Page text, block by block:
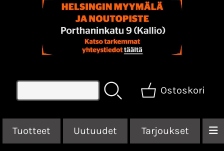
Ostoskori
Tuotteet Uutuudet Tarjoukset